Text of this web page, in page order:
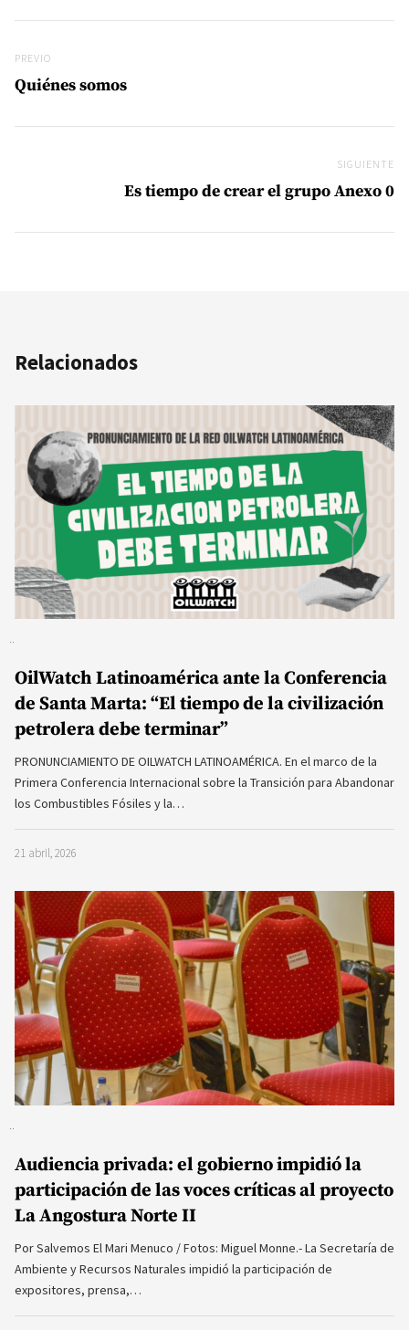
Previo
PREVIO
Quiénes somos
SIGUIENTE
Es tiempo de crear el grupo Anexo 0
Relacionados
OilWatch Latinoamérica ante la Conferencia
de Santa Marta: “El tiempo de la civilización
petrolera debe terminar”
PRONUNCIAMIENTO DE OILWATCH LATINOAMÉRICA. En el marco de la
Primera Conferencia Internacional sobre la Transición para Abandonar
los Combustibles Fósiles y la…
21 abril, 2026
Audiencia privada: el gobierno impidió la
participación de las voces críticas al proyecto
La Angostura Norte II
Por Salvemos El Mari Menuco / Fotos: Miguel Monne.- La Secretaría de
Ambiente y Recursos Naturales impidió la participación de
expositores, prensa,…